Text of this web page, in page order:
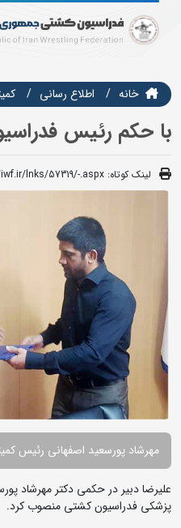
خانه اطلاع رسانی
با حکم رئیس
لینک کوتاه: lnks/57319/-.aspx
مهرشاد پورسعید اصفهانی رئیس
علیرضا دبیر در حکمی دکتر مهرشاد
پزشکی فدراسیون کشتی منصوب کرد.